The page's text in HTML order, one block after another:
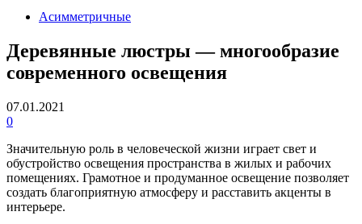
Асимметричные
Деревянные люстры — многообразие
современного освещения
07.01.2021
0
Значительную роль в человеческой жизни играет свет и
обустройство освещения пространства в жилых и рабочих
помещениях. Грамотное и продуманное освещение позволяет
создать благоприятную атмосферу и расставить акценты в
интерьере.